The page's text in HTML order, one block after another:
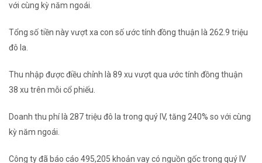
với cùng kỳ năm ngoái.
Tổng số tiền này vượt xa con số ước tính đồng thuận là 262.9 triệu
đô la.
Thu nhập được điều chỉnh là 89 xu vượt qua ước tính đồng thuận
38 xu trên mỗi cổ phiếu.
Doanh thu phí là 287 triệu đô la trong quý IV, tăng 240% so với cùng
kỳ năm ngoái.
Công ty đã báo cáo 495,205 khoản vay có nguồn gốc trong quý IV